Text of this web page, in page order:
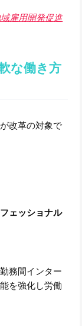
雇用開発促進
な働き方
改革の対象で
ェッショナル
務間インター
を強化し労働